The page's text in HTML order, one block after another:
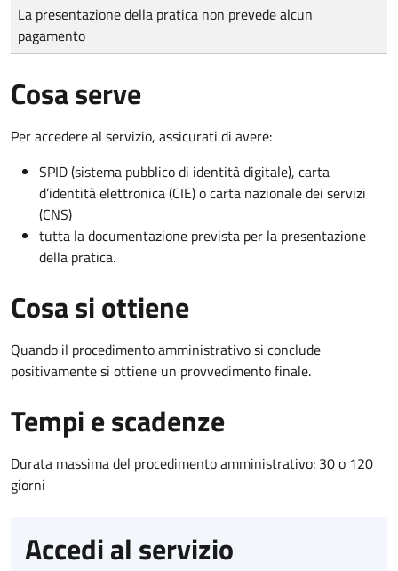
Tipo di pagamento
Importo
La presentazione della pratica non prevede alcun
pagamento
Cosa serve
Per accedere al servizio, assicurati di avere:
SPID (sistema pubblico di identità digitale), carta
d’identità elettronica (CIE) o carta nazionale dei servizi
(CNS)
tutta la documentazione prevista per la presentazione
della pratica.
Cosa si ottiene
Quando il procedimento amministrativo si conclude
positivamente si ottiene un provvedimento finale.
Tempi e scadenze
Durata massima del procedimento amministrativo: 30 o 120
giorni
Accedi al servizio